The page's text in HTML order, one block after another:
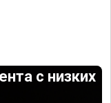
с низких